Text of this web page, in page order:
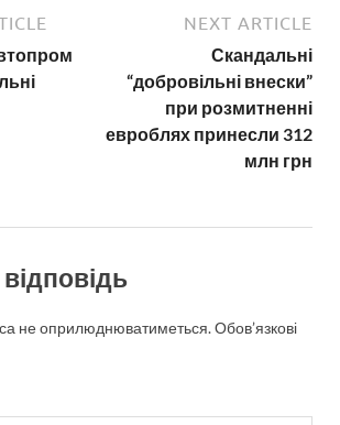
NEXT ARTICLE
Скандальні
“добровільні внески”
при розмитненні
евроблях принесли 312
млн грн
не оприлюднюватиметься.Обов’язкові